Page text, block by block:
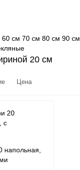
60 см 70 см 80 см 90 см
20 см
Цена
напольная,